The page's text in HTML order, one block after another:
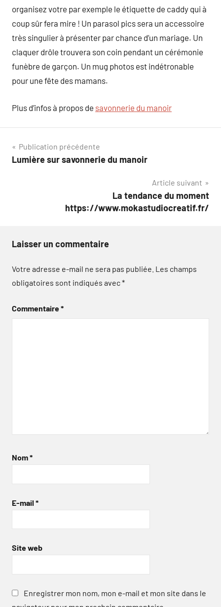
organisez votre par exemple le étiquette de caddy qui à
coup sûr fera mire ! Un parasol pics sera un accessoire
très singulier à présenter par chance d’un mariage. Un
claquer drôle trouvera son coin pendant un cérémonie
funèbre de garçon. Un mug photos est indétronable
pour une fête des mamans.
Plus d’infos à propos de savonnerie du manoir
Navigation
de
Publication précédente
Lumière sur savonnerie du manoir
Article suivant
La tendance du moment
https://www.mokastudiocreatif.fr/
Laisser un commentaire
Votre adresse e-mail ne sera pas publiée. Les champs
obligatoires sont indiqués avec*
Commentaire*
Nom*
E-mail *
Site web
Enregistrer mon nom, mon e-mail et mon site dans le